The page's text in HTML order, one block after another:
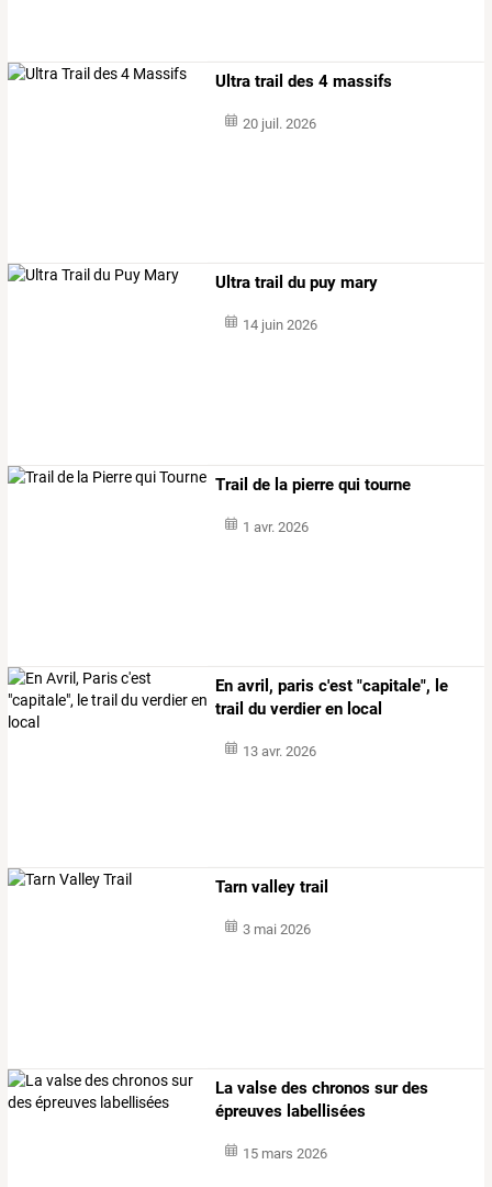
Ultra trail des 4 massifs
20 juil. 2026
Ultra trail du puy mary
14 juin 2026
Trail de la pierre qui tourne
1 avr. 2026
En avril, paris c'est "capitale", le
trail du verdier en local
13 avr. 2026
Tarn valley trail
3 mai 2026
La valse des chronos sur des
épreuves labellisées
15 mars 2026